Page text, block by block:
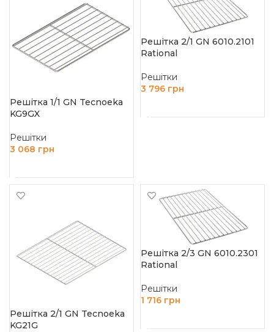
Решітка 1/1 GN Tecnoeka
KG9GX
Решітки
3 068 грн
Решітка 2/1 GN 6010.2101
Rational
Решітки
3 796 грн
Решітка 2/1 GN Tecnoeka
KG21G
Решітка 2/3 GN 6010.2301
Rational
Решітки
1 716 грн